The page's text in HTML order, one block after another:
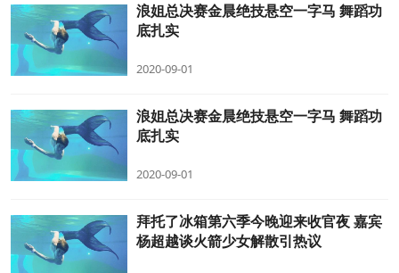
浪姐总决赛金晨绝技悬空一字马 舞蹈功
底扎实
2020-09-01
浪姐总决赛金晨绝技悬空一字马 舞蹈功
底扎实
2020-09-01
拜托了冰箱第六季今晚迎来收官夜 嘉宾
杨超越谈火箭少女解散引热议